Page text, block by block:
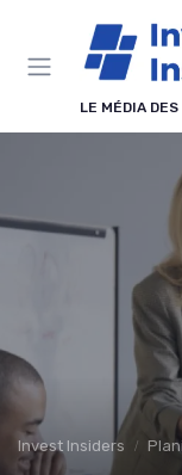
LE MÉDIA
Invest Insiders